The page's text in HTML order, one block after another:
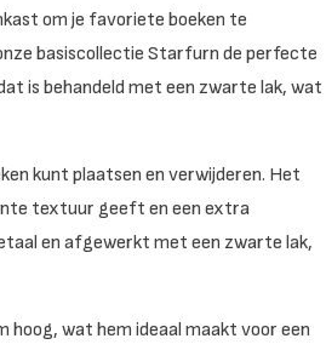
om je favoriete boeken te
basiscollectie Starfurn de perfecte
is behandeld met een zwarte lak, wat
kunt plaatsen en verwijderen. Het
textuur geeft en een extra
en afgewerkt met een zwarte lak,
hoog, wat hem ideaal maakt voor een